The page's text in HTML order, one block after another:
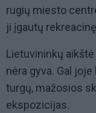
rugių miesto
ji įgautų
Lietuvininkų
nėra gyva. Gal
turgų, mažosios
ekspozicijas.